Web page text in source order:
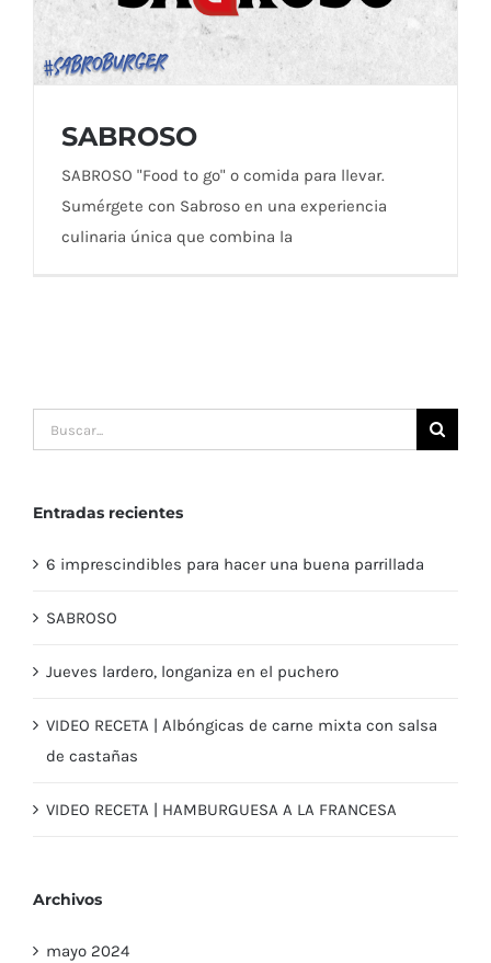
SABROSO
SABROSO
SABROSO "Food to go" o comida para llevar.
Sumérgete con Sabroso en una experiencia
culinaria única que combina la
Buscar:
Entradas recientes
6 imprescindibles para hacer una buena parrillada
SABROSO
Jueves lardero, longaniza en el puchero
VIDEO RECETA | Albóngicas de carne mixta con salsa
de castañas
VIDEO RECETA | HAMBURGUESA A LA FRANCESA
Archivos
mayo 2024